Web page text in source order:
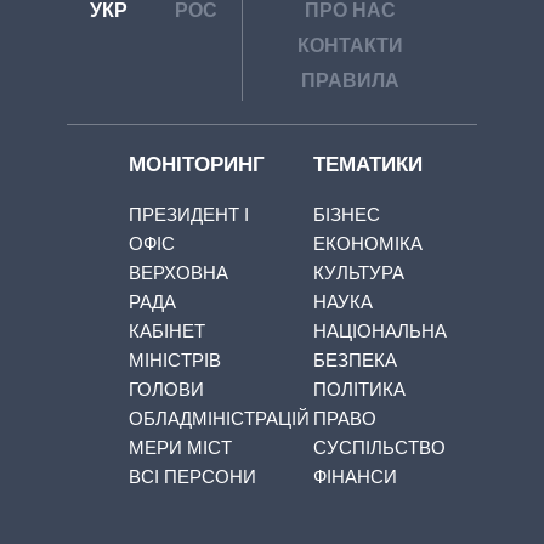
УКР РОС
ПРО НАС
КОНТАКТИ
ПРАВИЛА
МОНІТОРИНГ
ПРЕЗИДЕНТ І
ОФІС
ВЕРХОВНА
РАДА
КАБІНЕТ
МІНІСТРІВ
ГОЛОВИ
ОБЛАДМІНІСТРАЦІЙ
МЕРИ МІСТ
ВСІ ПЕРСОНИ
ТЕМАТИКИ
БІЗНЕС
ЕКОНОМІКА
КУЛЬТУРА
НАУКА
НАЦІОНАЛЬНА
БЕЗПЕКА
ПОЛІТИКА
ПРАВО
СУСПІЛЬСТВО
ФІНАНСИ